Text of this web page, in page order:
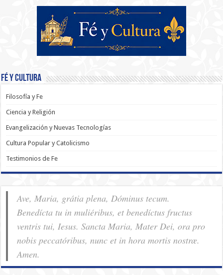
Fé y Cultura
Filosofía y Fe
Ciencia y Religión
Evangelización y Nuevas Tecnologías
Cultura Popular y Catolicismo
Testimonios de Fe
Ave, Maria, grátia plena, Dóminus tecum.
Benedícta tu in muliéribus, et benedíctus fructus
ventris tui, Iesus. Sancta Maria, Mater Dei, ora pro
nobis pec­ca­tóribus, nunc et in hora mortis nostræ.
Amen.